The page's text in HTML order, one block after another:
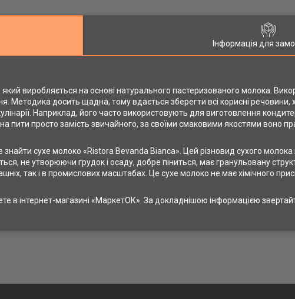
Інформація для
виробляється на основі натурального пастеризованого молока.
Методика досить щадна, тому вдається зберегти всі корисні речовини,
Наприклад, його часто використовують для виготовлення
пити просто замість звичайного, за своїми смаковими якостями воно
сухе молоко «Ristora Bevanda Bianca». Цей різновид сухого
не утворюючи грудок і осаду, добре піниться, має гранульовану
так і в промислових масштабах. Це сухе молоко не має хімічного
в інтернет-магазині «МаркетОК». За докладнішою інформацією